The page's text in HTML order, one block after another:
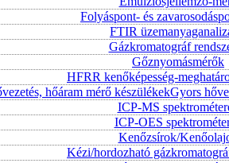
Folyáspont- és
FTIR
Gázkromatográf
Gőznyomásmérők
HFRR kenőképesség-
hőáram mérő készülékekGyors
ICP-MS
ICP-OES
Kenőzsírok/
Kézi/hordozható